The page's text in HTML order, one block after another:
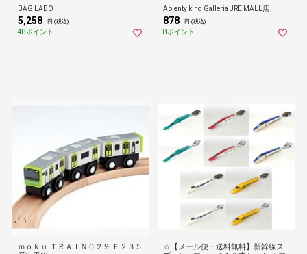
BAG LABO
5,258 円 (税込)
48ポイント
Aplenty kind Galleria JRE MALL店
878 円 (税込)
8ポイント
ｍｏｋｕ ＴＲＡＩＮ０２９ Ｅ２３５
☆【メール便・送料無料】新幹線ス